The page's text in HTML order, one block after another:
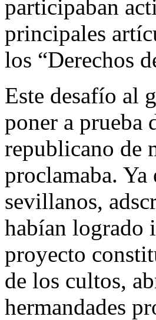
participaban
principales
los “Derechos
Este desafío al
poner a prueba
republicano de
proclamaba.
sevillanos,
habían logrado
proyecto
de los cultos,
hermandades